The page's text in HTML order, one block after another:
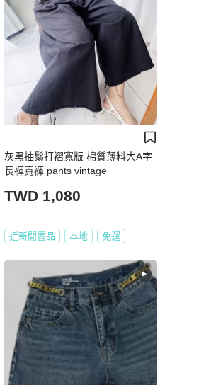
灰黑抽鬚打褶寬版 棉質薄料大A字
長褲寬褲 pants vintage
TWD 1,080
近新閒置品 本地 免運